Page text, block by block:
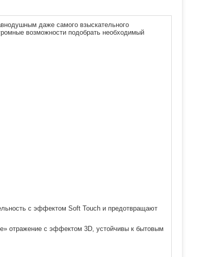
даже самого взыскательного
возможности подобрать необходимый
с эффектом Soft Touch и предотвращают
отражение с эффектом 3D, устойчивы к бытовым